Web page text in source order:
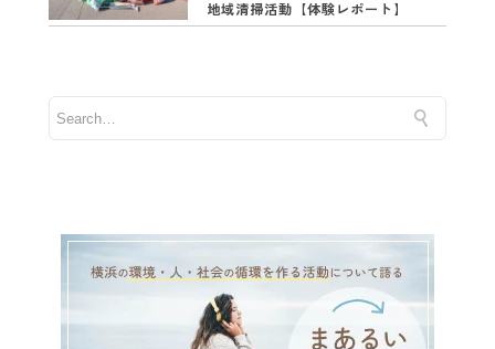
地域清掃活動【体験レポート】